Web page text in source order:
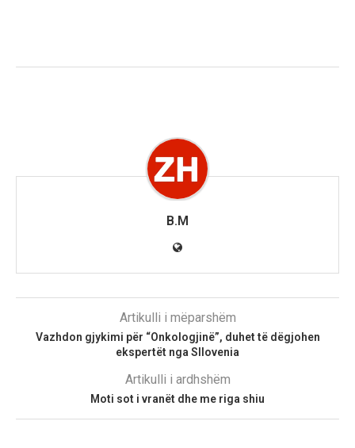
B.M
Artikulli i mëparshëm
Vazhdon gjykimi për “Onkologjinë”, duhet të dëgjohen
ekspertët nga Sllovenia
Artikulli i ardhshëm
Moti sot i vranët dhe me riga shiu